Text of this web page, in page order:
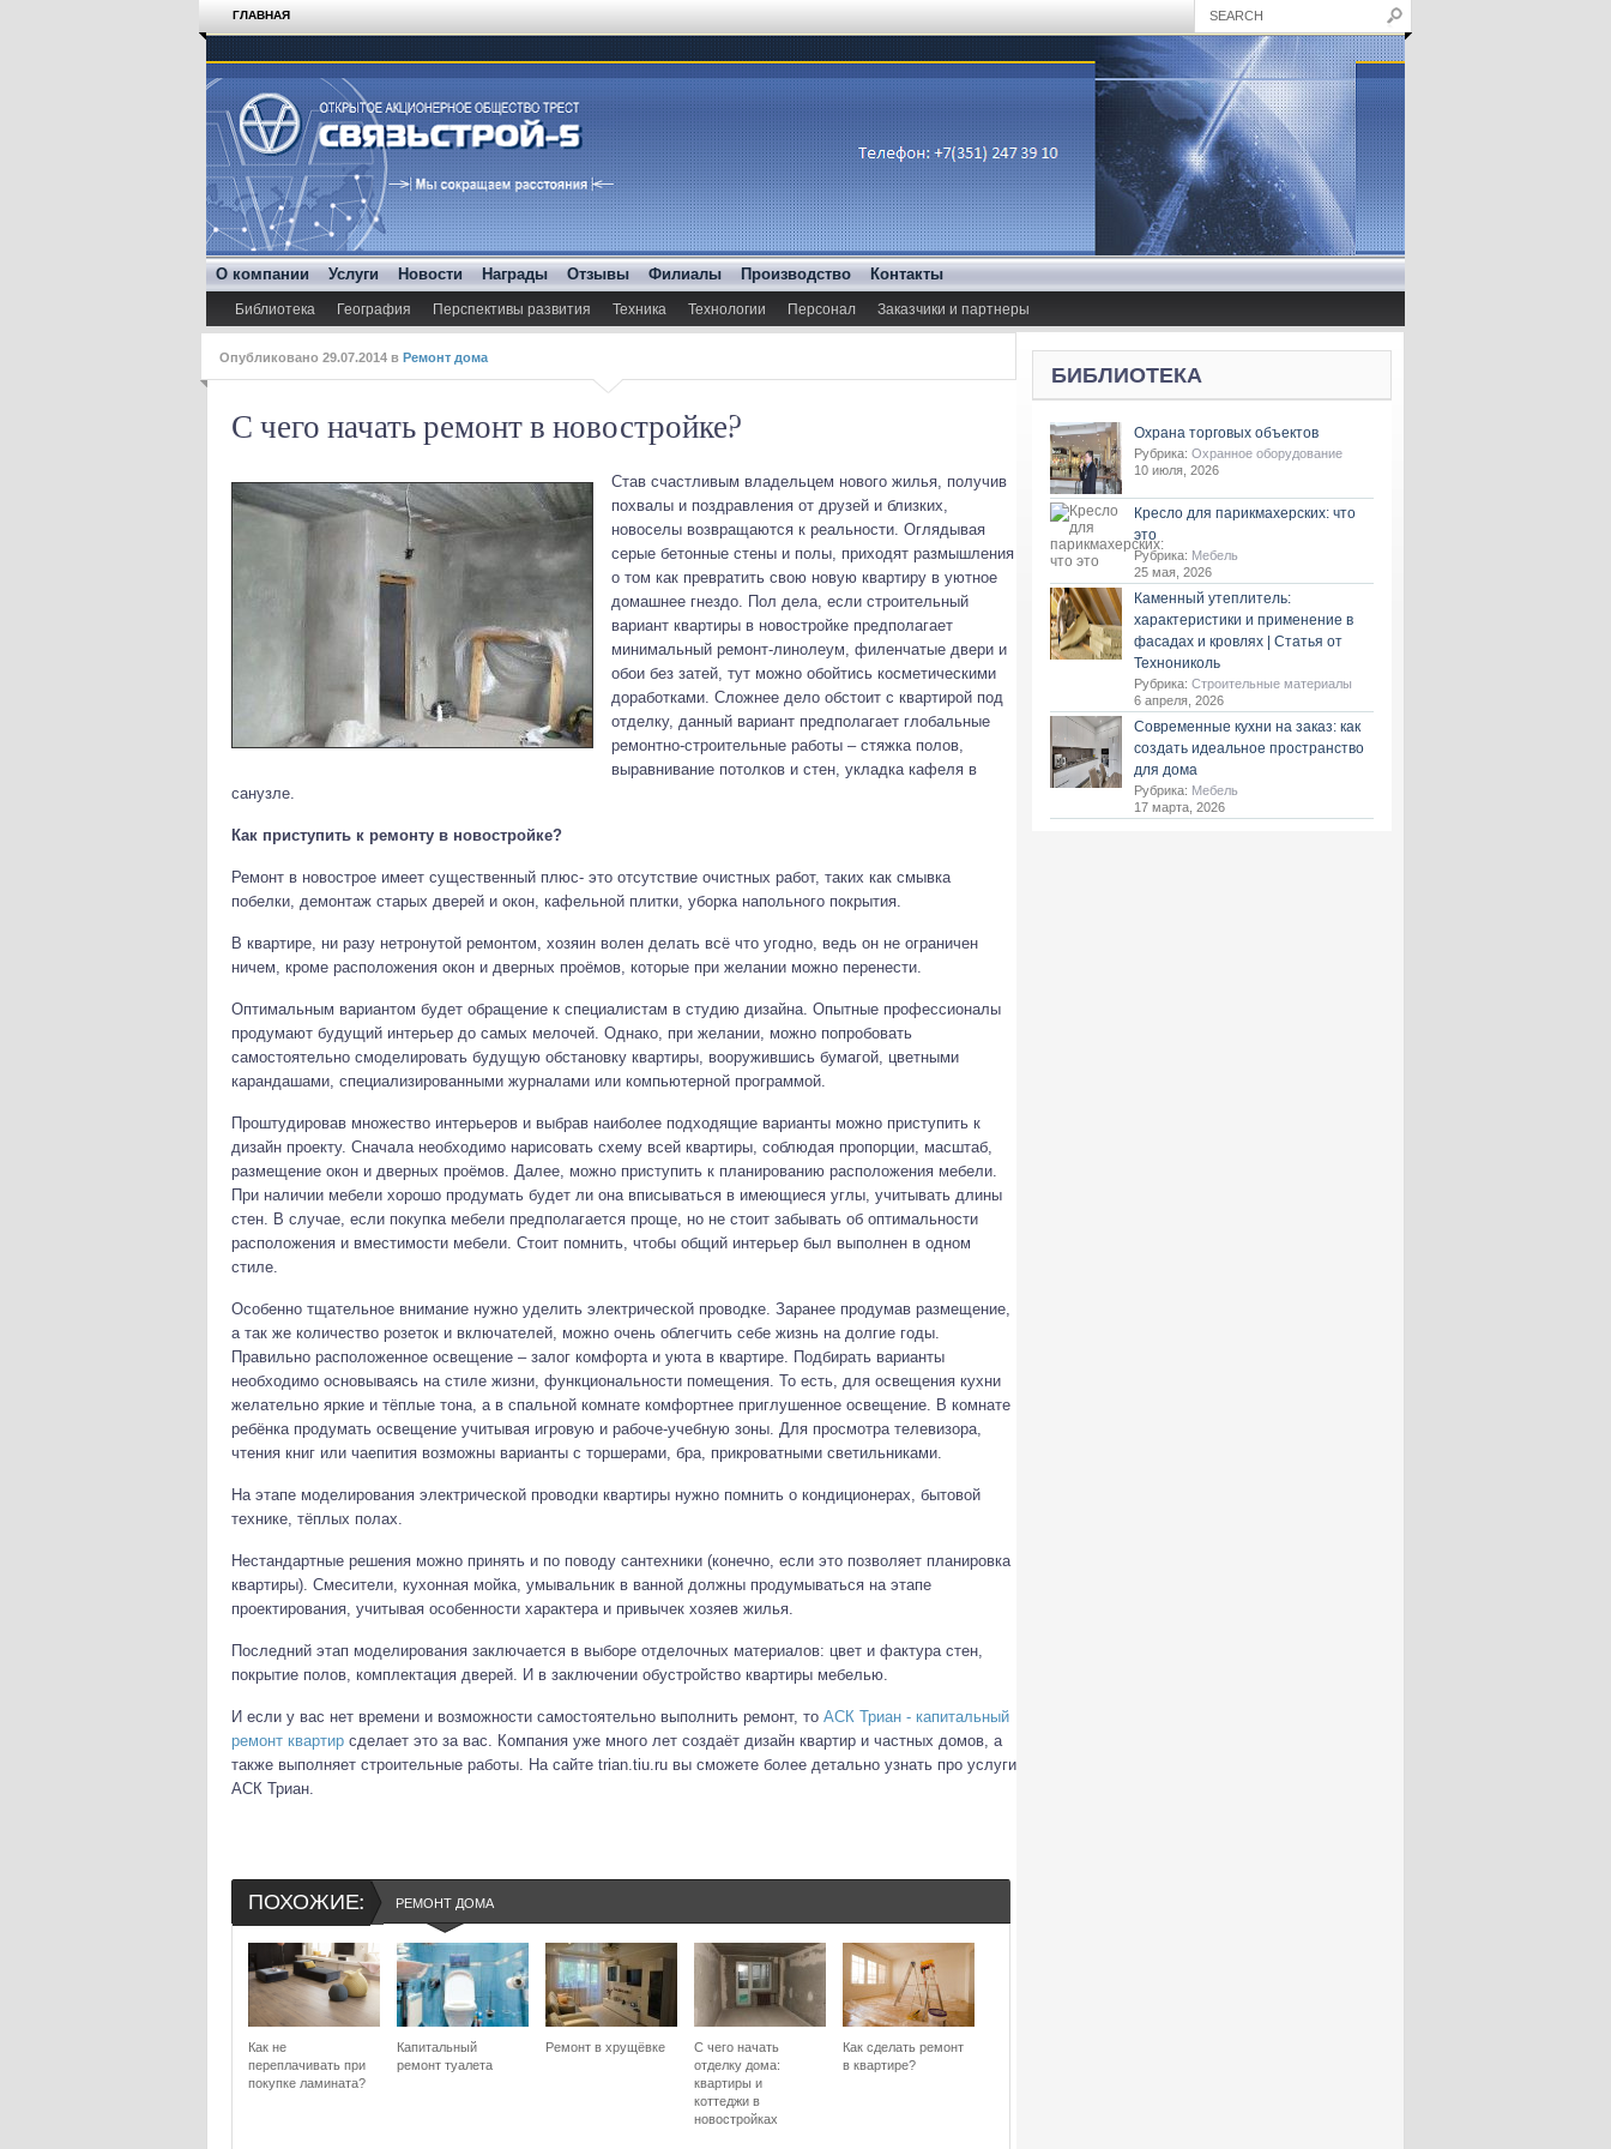
ГЛАВНАЯ
О компании Услуги Новости Награды Отзывы Филиалы Производство Контакты
Библиотека География Перспективы развития Техника Технологии Персонал Заказчики и партнеры
Опубликовано 29.07.2014 в Ремонт дома
С чего начать ремонт в новостройке?
Став счастливым владельцем нового жилья, получив
похвалы и поздравления от друзей и близких,
новоселы возвращаются к реальности. Оглядывая
серые бетонные стены и полы, приходят размышления
о том как превратить свою новую квартиру в уютное
домашнее гнездо. Пол дела, если строительный
вариант квартиры в новостройке предполагает
минимальный ремонт-линолеум, филенчатые двери и
обои без затей, тут можно обойтись косметическими
доработками. Сложнее дело обстоит с квартирой под
отделку, данный вариант предполагает глобальные
ремонтно-строительные работы – стяжка полов,
выравнивание потолков и стен, укладка кафеля в
санузле.
Как приступить к ремонту в новостройке?
Ремонт в новострое имеет существенный плюс- это отсутствие очистных работ, таких как смывка
побелки, демонтаж старых дверей и окон, кафельной плитки, уборка напольного покрытия.
В квартире, ни разу нетронутой ремонтом, хозяин волен делать всё что угодно, ведь он не ограничен
ничем, кроме расположения окон и дверных проёмов, которые при желании можно перенести.
Оптимальным вариантом будет обращение к специалистам в студию дизайна. Опытные профессионалы
продумают будущий интерьер до самых мелочей. Однако, при желании, можно попробовать
самостоятельно смоделировать будущую обстановку квартиры, вооружившись бумагой, цветными
карандашами, специализированными журналами или компьютерной программой.
Проштудировав множество интерьеров и выбрав наиболее подходящие варианты можно приступить к
дизайн проекту. Сначала необходимо нарисовать схему всей квартиры, соблюдая пропорции, масштаб,
размещение окон и дверных проёмов. Далее, можно приступить к планированию расположения мебели.
При наличии мебели хорошо продумать будет ли она вписываться в имеющиеся углы, учитывать длины
стен. В случае, если покупка мебели предполагается проще, но не стоит забывать об оптимальности
расположения и вместимости мебели. Стоит помнить, чтобы общий интерьер был выполнен в одном
стиле.
Особенно тщательное внимание нужно уделить электрической проводке. Заранее продумав размещение,
а так же количество розеток и включателей, можно очень облегчить себе жизнь на долгие годы.
Правильно расположенное освещение – залог комфорта и уюта в квартире. Подбирать варианты
необходимо основываясь на стиле жизни, функциональности помещения. То есть, для освещения кухни
желательно яркие и тёплые тона, а в спальной комнате комфортнее приглушенное освещение. В комнате
ребёнка продумать освещение учитывая игровую и рабоче-учебную зоны. Для просмотра телевизора,
чтения книг или чаепития возможны варианты с торшерами, бра, прикроватными светильниками.
На этапе моделирования электрической проводки квартиры нужно помнить о кондиционерах, бытовой
технике, тёплых полах.
Нестандартные решения можно принять и по поводу сантехники (конечно, если это позволяет планировка
квартиры). Смесители, кухонная мойка, умывальник в ванной должны продумываться на этапе
проектирования, учитывая особенности характера и привычек хозяев жилья.
Последний этап моделирования заключается в выборе отделочных материалов: цвет и фактура стен,
покрытие полов, комплектация дверей. И в заключении обустройство квартиры мебелью.
И если у вас нет времени и возможности самостоятельно выполнить ремонт, то АСК Триан - капитальный
ремонт квартир сделает это за вас. Компания уже много лет создаёт дизайн квартир и частных домов, а
также выполняет строительные работы. На сайте trian.tiu.ru вы сможете более детально узнать про услуги
АСК Триан.
ПОХОЖИЕ: РЕМОНТ ДОМА
Как не
переплачивать при
покупке ламината?
Капитальный
ремонт туалета
Ремонт в хрущёвке
С чего начать
отделку дома:
квартиры и
коттеджи в
новостройках
Как сделать ремонт
в квартире?
БИБЛИОТЕКА
Охрана торговых объектов
Рубрика: Охранное оборудование
10 июля, 2026
Кресло для парикмахерских: что
это
Рубрика: Мебель
25 мая, 2026
Каменный утеплитель:
характеристики и применение в
фасадах и кровлях | Статья от
Технониколь
Рубрика: Строительные материалы
6 апреля, 2026
Современные кухни на заказ: как
создать идеальное пространство
для дома
Рубрика: Мебель
17 марта, 2026